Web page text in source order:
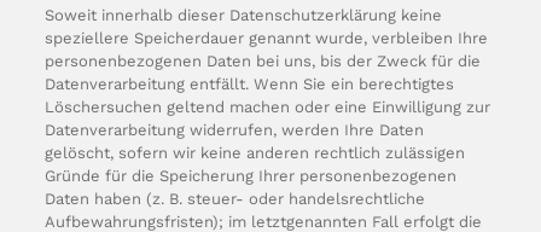
Soweit innerhalb dieser Datenschutzerklärung keine
speziellere Speicherdauer genannt wurde, verbleiben Ihre
personenbezogenen Daten bei uns, bis der Zweck für die
Datenverarbeitung entfällt. Wenn Sie ein berechtigtes
Löschersuchen geltend machen oder eine Einwilligung zur
Datenverarbeitung widerrufen, werden Ihre Daten
gelöscht, sofern wir keine anderen rechtlich zulässigen
Gründe für die Speicherung Ihrer personenbezogenen
Daten haben (z. B. steuer- oder handelsrechtliche
Aufbewahrungsfristen); im letztgenannten Fall erfolgt die